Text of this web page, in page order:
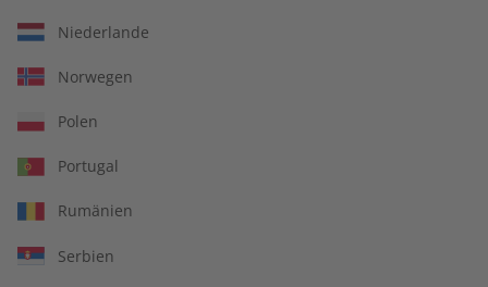
Niederlande
Norwegen
Polen
Portugal
Rumänien
Serbien